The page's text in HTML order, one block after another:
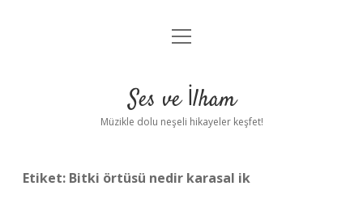
Anasayfa
Yasal Uyarı
menüyü
Ses ve İlham
Müzikle dolu neşeli hikayeler keşfet!
Etiket: Bitki örtüsü nedir karasal ik